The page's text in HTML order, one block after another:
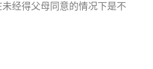
经得父母同意的情况下是不